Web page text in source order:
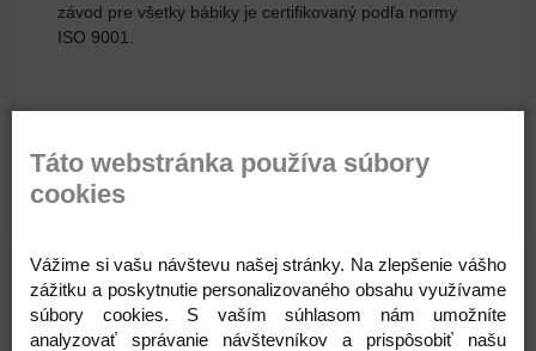
závod pre všetky bábiky je certifikovaný podľa normy
ISO 9001.
Súvisiace produkty
Táto webstránka používa súbory
cookies
Vážime si vašu návštevu našej stránky. Na zlepšenie vášho
zážitku a poskytnutie personalizovaného obsahu využívame
súbory cookies. S vaším súhlasom nám umožníte
analyzovať správanie návštevníkov a prispôsobiť našu